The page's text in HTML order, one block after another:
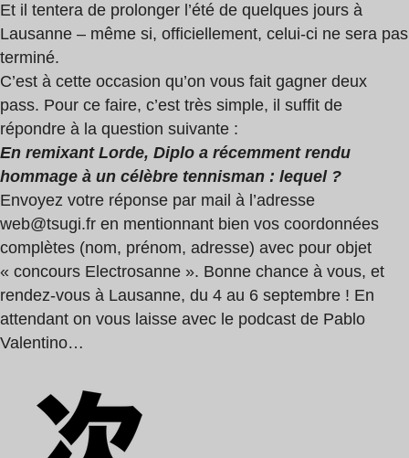
Et il tentera de prolonger l’été de quelques jours à
Lausanne – même si, officiellement, celui-ci ne sera pas
terminé.
C’est à cette occasion qu’on vous fait gagner deux
pass. Pour ce faire, c’est très simple, il suffit de
répondre à la question suivante :
En remixant Lorde, Diplo a récemment rendu
hommage à un célèbre tennisman : lequel ?
Envoyez votre réponse par mail à l’adresse
web@tsugi.fr en mentionnant bien vos coordonnées
complètes (nom, prénom, adresse) avec pour objet
« concours Electrosanne ». Bonne chance à vous, et
rendez-vous à Lausanne, du 4 au 6 septembre ! En
attendant on vous laisse avec le podcast de Pablo
Valentino…